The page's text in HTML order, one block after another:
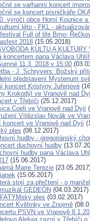
se varhanní koncert
se koncert písničkáře
výročí obce Horní Kounice
léto - FKL -
Full of life Brno-
2018 (15.05.2018)
KULTU A
koncertem pana Václava
11.3. 2018 v 15:00
- J. Schryvers: Božský
představení Mysterium
koncert Kristýny Juřenové
Krokodýl ve Vranově nad
v Třebíči (25.12.2017)
Coeli ve Vranově nad Dyjí
Vítězslav Novák ve
koncert ve Vranově nad Dyjí
ples (08.12.2017)
hudby - gregoriánský
duchovní hudby
hudby pana Václava
(15.06.2017)
Marie Terezie
(15.05.2017)
stojí za přečtení - o
GEDEÓN (04.03.2017)
ples (03.02.2017)
Květinky ve Znojmě
PSVN ve Vranově
Aleluja zazní v Třebíči